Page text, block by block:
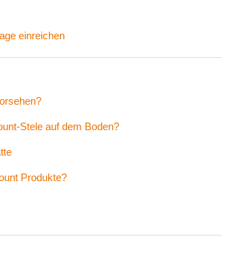
einreichen
Stele auf dem Boden?
Produkte?